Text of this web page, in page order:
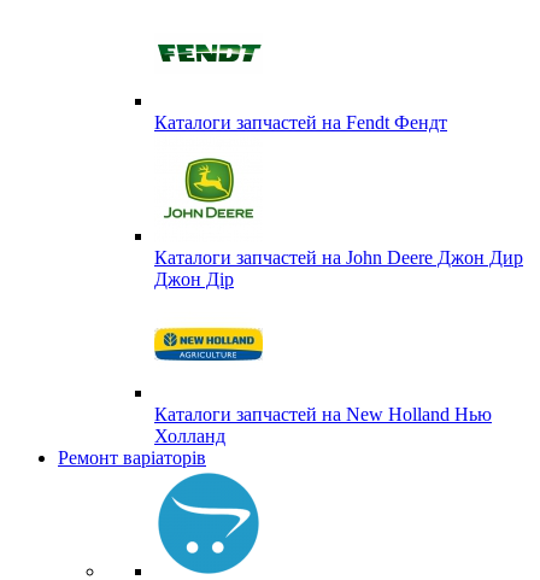
Каталоги запчастей на Fendt Фендт
Каталоги запчастей на John Deere Джон Дир
Джон Дір
Каталоги запчастей на New Holland Нью
Холланд
Ремонт варіаторів